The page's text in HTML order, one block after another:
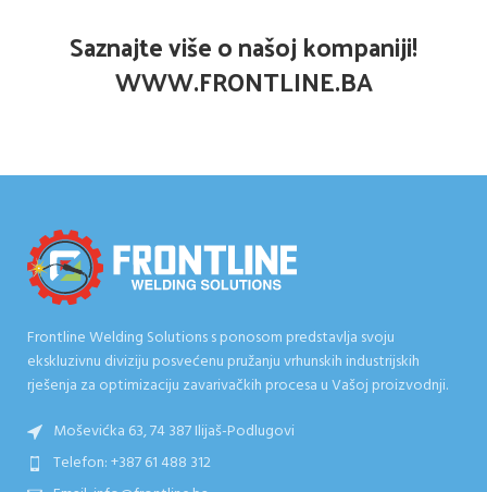
Saznajte više o našoj kompaniji!
WWW.FRONTLINE.BA
Frontline Welding Solutions s ponosom predstavlja svoju
ekskluzivnu diviziju posvećenu pružanju vrhunskih industrijskih
rješenja za optimizaciju zavarivačkih procesa u Vašoj proizvodnji.
Moševićka 63, 74 387 Ilijaš-Podlugovi
Telefon: +387 61 488 312